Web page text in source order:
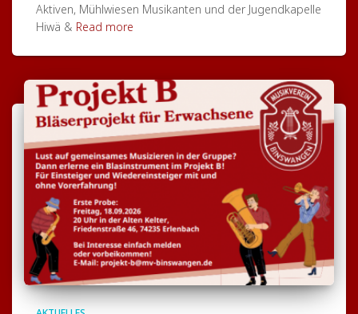
Aktiven, Mühlwiesen Musikanten und der Jugendkapelle
Hiwä & Read more